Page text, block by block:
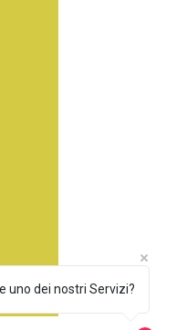
uno dei nostri Servizi?